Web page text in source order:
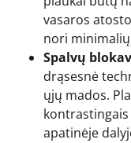
vasaros
nori
Spalvų
drąsesnė
ųjų mados.
apatinėje